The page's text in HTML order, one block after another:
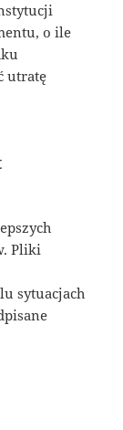
o ile
utratę
Pliki
sytuacjach